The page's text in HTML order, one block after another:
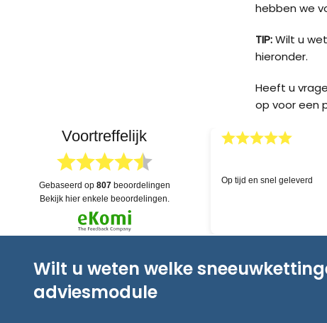
hebben we
TIP:Wilt u
hieronder.
Heeft u
op voor een
Voortreffelijk
gebaseerd op 807beoordelingen
bekijk hier enkele beoordelingen.
hulp!
Uitgebreide voorraad en
Wilt u weten welke
adviesmodule